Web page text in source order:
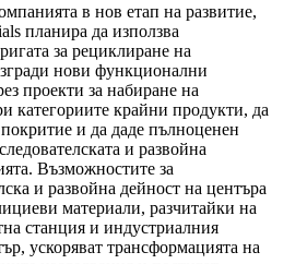
в нов етап на развитие,
планира да използва
за рециклиране на
нови функционални
проекти за набиране на
категориите крайни продукти, да
и да даде пълноценен
и развойна
Възможностите за
и развойна дейност на центъра
материали, разчитайки на
станция и индустриалния
ускоряват трансформацията на